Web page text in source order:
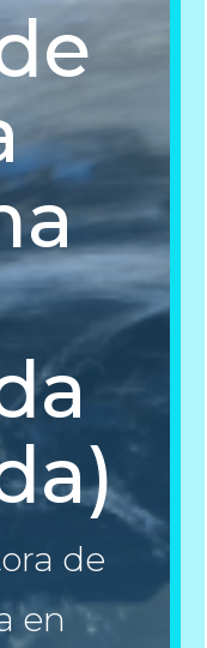
de
en